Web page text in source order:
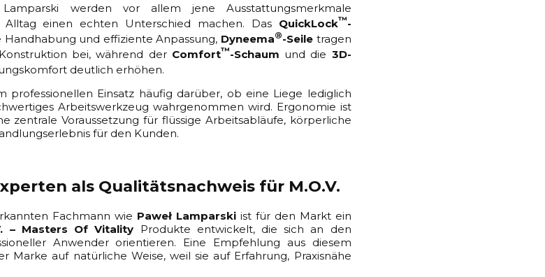
werden vor allem jene Ausstattungsmerkmale
einen echten Unterschied machen. Das QuickLock™-
und effiziente Anpassung, Dyneema®-Seile tragen
bei, während der Comfort™-Schaum und die 3D-
deutlich erhöhen.
professionellen Einsatz häufig darüber, ob eine Liege lediglich
Arbeitswerkzeug wahrgenommen wird. Ergonomie ist
zentrale Voraussetzung für flüssige Arbeitsabläufe, körperliche
für den Kunden.
als Qualitätsnachweis für M.O.V.
Fachmann wie Paweł Lamparskiist für den Markt ein
– Masters Of Vitality Produkte entwickelt, die sich an den
Anwender orientieren. Eine Empfehlung aus diesem
Marke auf natürliche Weise, weil sie auf Erfahrung, Praxisnähe